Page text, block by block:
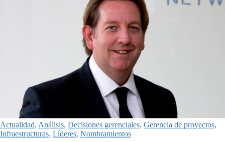
Actualidad, Análisis, Decisiones gerenciales, Gerencia de proyectos,
Infraestructuras, Líderes, Nombramientos